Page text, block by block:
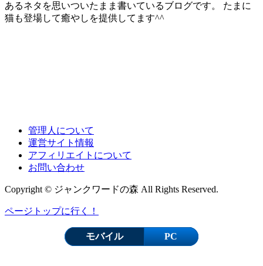
あるネタを思いついたまま書いているブログです。 たまに
猫も登場して癒やしを提供してます^^
管理人について
運営サイト情報
アフィリエイトについて
お問い合わせ
Copyright © ジャンクワードの森 All Rights Reserved.
ページトップに行く！
モバイル PC